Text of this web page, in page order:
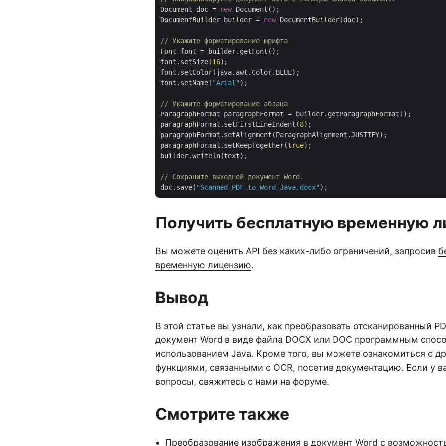
Document doc = new Document();
DocumentBuilder builder = new DocumentBuilder(doc);
// Укажите форматирование шрифта
Font font = builder.getFont();
font.setSize(16);
font.setColor(java.awt.Color.BLUE);
font.setName( "Arial" );
// Укажите форматирование абзаца
ParagraphFormat paragraphFormat = builder.getParagraphFormat();
paragraphFormat.setFirstLineIndent(8);
paragraphFormat.setAlignment(ParagraphAlignment.JUSTIFY);
paragraphFormat.setKeepTogether(true);
builder.writeln(text);
// Сохраните выходной документ Word.
doc.save( "Scanned_PDF_to_Word_Java.docx"
Получить бесплатную временную
Вы можете оценить API без каких-либо ограничений, запросив
временную лицензию.
Вывод
В этой статье вы узнали, как преобразовать отсканированный
документ Word в виде файла DOCX или DOC программным
использованием Java. Кроме того, вы можете ознакомиться с
функциями, связанными с OCR, посетив документацию. Если у
вопросы, свяжитесь с нами на форуме.
Смотрите также
Преобразование изображения в документ Word с